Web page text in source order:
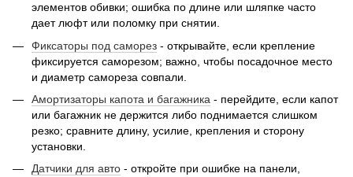
элементов обивки; ошибка по длине или шляпке часто
дает люфт или поломку при снятии.
Фиксаторы под саморез - открывайте, если крепление
фиксируется саморезом; важно, чтобы посадочное место
и диаметр самореза совпали.
Амортизаторы капота и багажника - перейдите, если капот
или багажник не держится либо поднимается слишком
резко; сравните длину, усилие, крепления и сторону
установки.
Датчики для авто - откройте при ошибке на панели,